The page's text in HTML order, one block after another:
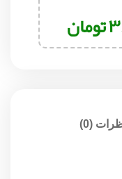
تومان
(0)